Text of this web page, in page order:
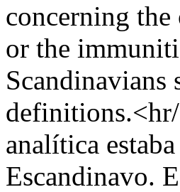
concerning
or the
analítica
Escandinavo.